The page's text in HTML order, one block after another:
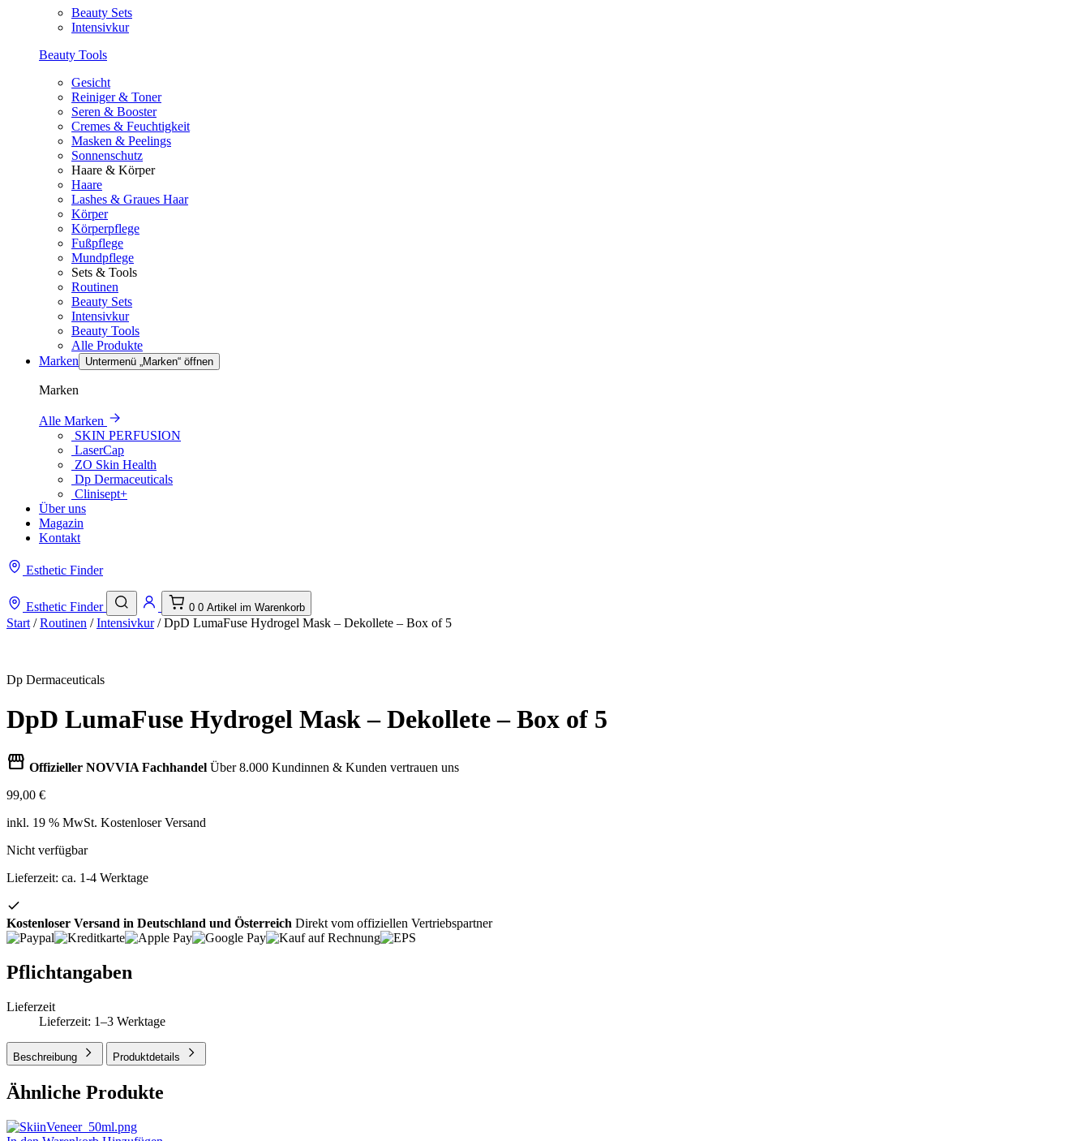
Beauty Sets
Intensivkur
Beauty Tools
Gesicht
Reiniger & Toner
Seren & Booster
Cremes & Feuchtigkeit
Masken & Peelings
Sonnenschutz
Haare & Körper
Haare
Lashes & Graues Haar
Körper
Körperpflege
Fußpflege
Mundpflege
Sets & Tools
Routinen
Beauty Sets
Intensivkur
Beauty Tools
Alle Produkte
Marken
Untermenü „Marken“ öffnen
Marken
Alle Marken
SKIN PERFUSION
LaserCap
ZO Skin Health
Dp Dermaceuticals
Clinisept+
Über uns
Magazin
Kontakt
Esthetic Finder
Esthetic Finder 0 0 Artikel im Warenkorb
Start /Routinen /Intensivkur/ DpD LumaFuse Hydrogel Mask – Dekollete – Box of 5
Dp Dermaceuticals
DpD LumaFuse Hydrogel Mask – Dekollete – Box of 5
storefront Offizieller NOVVIA Fachhandel Über 8.000 Kundinnen & Kunden vertrauen uns
99,00 €
inkl. 19 % MwSt. Kostenloser Versand
Nicht verfügbar
Lieferzeit: ca. 1-4 Werktage
Kostenloser Versand in Deutschland und Österreich Direkt vom offiziellen Vertriebspartner
Pflichtangaben
Lieferzeit
Lieferzeit: 1–3 Werktage
Beschreibung Produktdetails
Ähnliche Produkte